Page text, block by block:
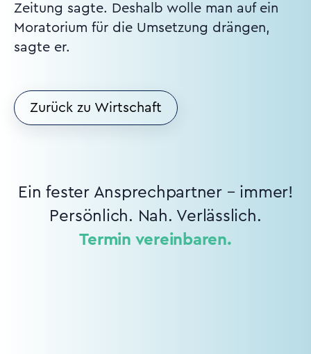
Zeitung sagte. Deshalb wolle man auf ein
Moratorium für die Umsetzung drängen,
sagte er.
Zurück zu Wirtschaft
Ein fester Ansprechpartner – immer!
Persönlich. Nah. Verlässlich.
Termin vereinbaren.